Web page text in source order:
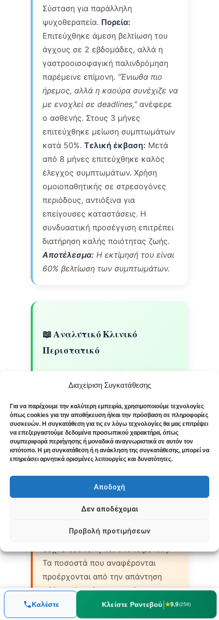
Διαχείριση Συγκατάθεσης
Για να παρέχουμε την καλύτερη εμπειρία, χρησιμοποιούμε τεχνολογίες
όπως cookies για την αποθήκευση ή/και την πρόσβαση σε πληροφορίες
συσκευών. Η συγκατάθεση για τις εν λόγω τεχνολογίες θα μας επιτρέψει
να επεξεργαστούμε δεδομένα προσωπικού χαρακτήρα, όπως
συμπεριφορά περιήγησης ή μοναδικά αναγνωριστικά σε αυτόν τον
ιστότοπο. Η μη συγκατάθεση ή η ανάκληση της συγκατάθεσης, μπορεί να
επηρεάσει αρνητικά ορισμένες λειτουργίες και δυνατότητες.
Αποδοχή
Δεν αποδέχομαι
Προβολή προτιμήσεων
Σύσταση για παράλληλη
ψυχοθεραπεία. Πορεία:
Επιτεύχθηκε άμεση βελτίωση του
άγχους σε 2 εβδομάδες, αλλά η
γαστροοισοφαγική παλινδρόμηση
παρέμεινε επίμονη. “Ένιωθα πιο
ήρεμος, αλλά η καούρα συνέχιζε να
με ενοχλεί σε deadlines,”ανέφερε
ο ασθενής. Στους 3 μήνες
επιτεύχθηκε μείωση συμπτωμάτων
κατά 50%. Τελική έκβαση: Μετά
από 8 μήνες επιτεύχθηκε καλός
έλεγχος συμπτωμάτων. Χρήση
ομοιοπαθητικής σε στρεσογόνες
περιόδους, αντιόξινα για
επείγουσες καταστάσεις. Η
συνδυαστική προσέγγιση επιτρέπει
διατήρηση καλής ποιότητας ζωής.
Αποτέλεσμα: Η εκτίμησή του είναι
60% βελτίωση των συμπτωμάτων.
📖 Αναλυτικό Κλινικό
Περιστατικό
Γυναίκα 55 ετών από Θεσσαλονίκη
με χρόνια ΓΟΠ και καθημερινή
ραβεπραζόλη. Σταδιακή μείωση και
πλήρης διακοπή φαρμάκου σε 10
μήνες — με αντικειμενική βελτίωση
στη γαστροσκόπηση.
Διαβάστε το πλήρες περιστατικό →
θεραπευτικής βελτίωσης είναι
συχνά δύσκολη και υποκειμενική.
Τα ποσοστά που αναφέρονται
προέρχονται από την απάντηση
κάθε ασθενούς στην ερώτηση
“Πόσο καλύτερα πιστεύετε ότι
είστε;” και αντικατοπτρίζουν την
Καλέστε Κλείστε Ραντεβού| ★9.9(258)